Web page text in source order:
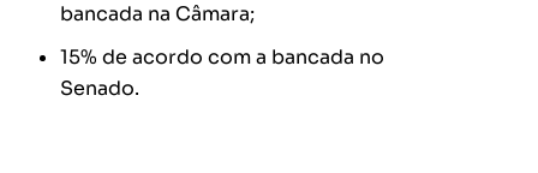
bancada na Câmara;
15% de acordo com a bancada no
Senado.